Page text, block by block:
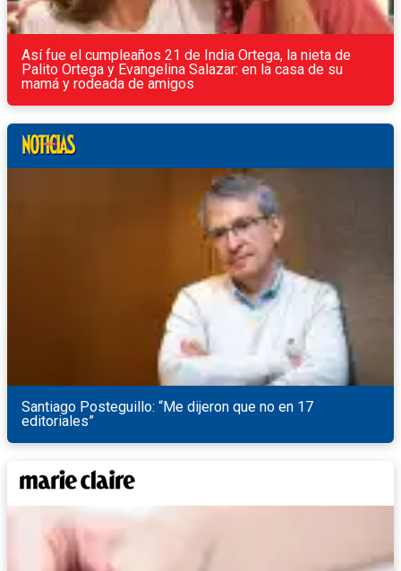
Así fue el cumpleaños 21 de India Ortega, la nieta de
Palito Ortega y Evangelina Salazar: en la casa de su
mamá y rodeada de amigos
Santiago Posteguillo: “Me dijeron que no en 17
editoriales”